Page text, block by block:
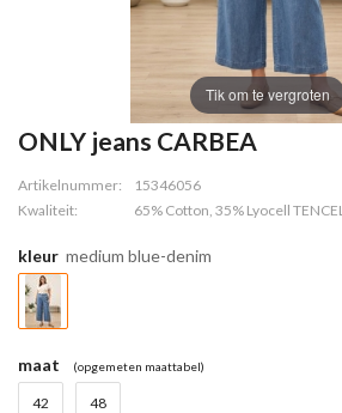
Tik om te vergroten
ONLY jeans CARBEA
Artikelnummer:
15346056
Kwaliteit:
65% Cotton, 35% Lyocell TENCEL
kleur medium blue-denim
maat (opgemeten maattabel)
42 48